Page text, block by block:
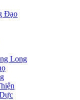
Đạo
Long